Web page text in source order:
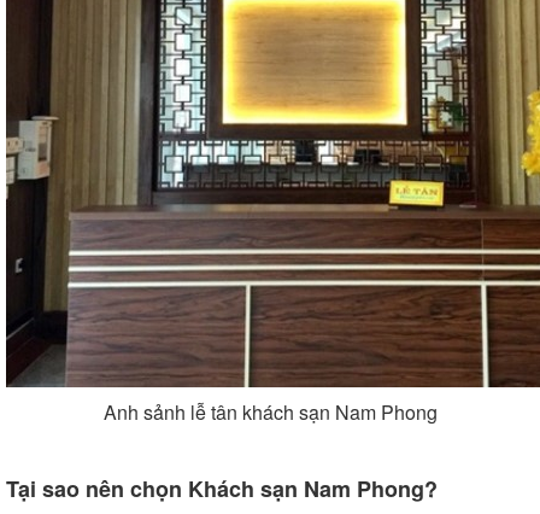
Anh sảnh lễ tân khách sạn Nam Phong
Tại sao nên chọn Khách sạn Nam Phong?